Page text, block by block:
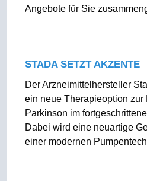
Angebote für Sie
STADA SETZT AKZENTE
Der Arzneimittelhersteller
ein neue Therapieoption zur
Parkinson im
Dabei wird eine neuartige
einer modernen